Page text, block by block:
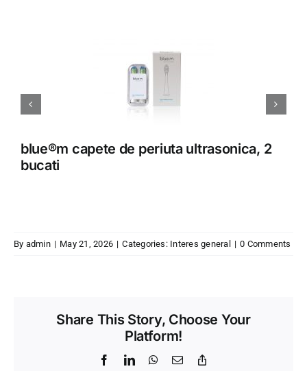
Details
blue®m capete de periuta ultrasonica, 2
bucati
By admin | May 21, 2026 | Categories: Interes general | 0 Comments
Share This Story, Choose Your
Platform!
FacebookLinkedInWhatsApp
Email